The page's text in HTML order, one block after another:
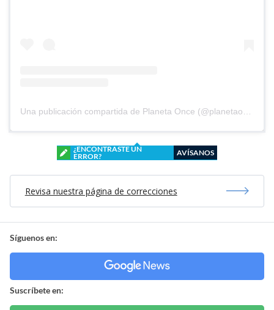
¿ENCONTRASTE UN
ERROR?
AVÍSANOS
Revisa nuestra página de correcciones
Síguenos en:
Suscríbete en: